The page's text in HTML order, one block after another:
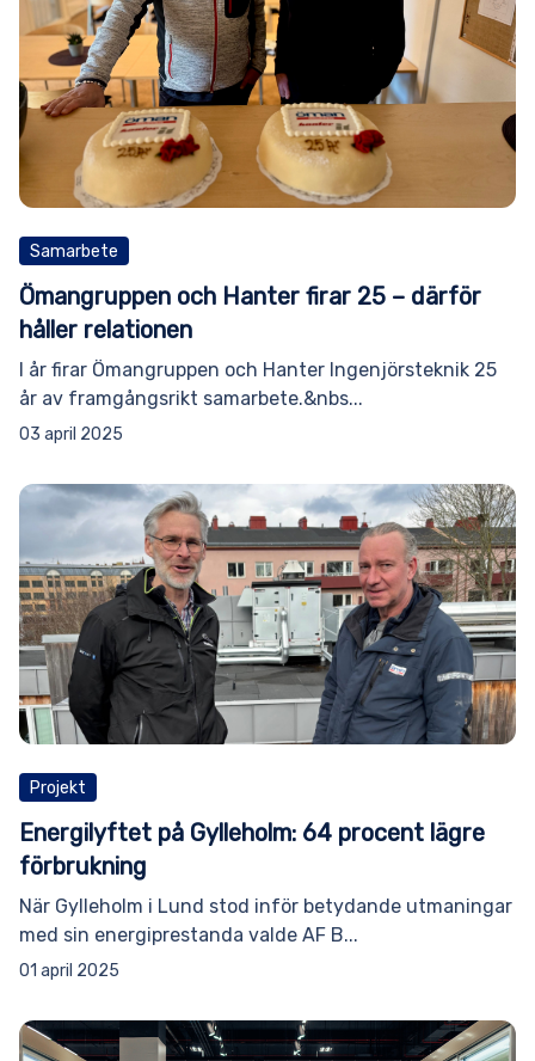
Samarbete
Ömangruppen och Hanter firar 25 – därför
håller relationen
I år firar Ömangruppen och Hanter Ingenjörsteknik 25
år av framgångsrikt samarbete.&nbs...
03 april 2025
Projekt
Energilyftet på Gylleholm: 64 procent lägre
förbrukning
När Gylleholm i Lund stod inför betydande utmaningar
med sin energiprestanda valde AF B...
01 april 2025